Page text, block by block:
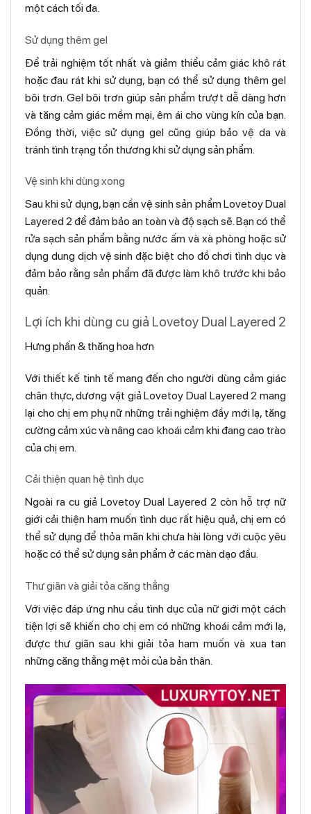
một cách tối đa.
Sử dụng thêm gel
Để trải nghiệm tốt nhất và giảm thiểu cảm giác khô rát
hoặc đau rát khi sử dụng, bạn có thể sử dụng thêm gel
bôi trơn. Gel bôi trơn giúp sản phẩm trượt dễ dàng hơn
và tăng cảm giác mềm mại, êm ái cho vùng kín của bạn.
Đồng thời, việc sử dụng gel cũng giúp bảo vệ da và
tránh tình trạng tổn thương khi sử dụng sản phẩm.
Vệ sinh khi dùng xong
Sau khi sử dụng, bạn cần vệ sinh sản phẩm Lovetoy Dual
Layered 2 để đảm bảo an toàn và độ sạch sẽ. Bạn có thể
rửa sạch sản phẩm bằng nước ấm và xà phòng hoặc sử
dụng dung dịch vệ sinh đặc biệt cho đồ chơi tình dục và
đảm bảo rằng sản phẩm đã được làm khô trước khi bảo
quản.
Lợi ích khi dùng cu giả Lovetoy Dual Layered 2
Hưng phấn & thăng hoa hơn
Với thiết kế tinh tế mang đến cho người dùng cảm giác
chân thực, dương vật giả Lovetoy Dual Layered 2 mang
lại cho chị em phụ nữ những trải nghiệm đầy mới lạ, tăng
cường cảm xúc và nâng cao khoái cảm khi đang cao trào
của chị em.
Cải thiện quan hệ tình dục
Ngoài ra cu giả Lovetoy Dual Layered 2 còn hỗ trợ nữ
giới cải thiện ham muốn tình dục rất hiệu quả, chị em có
thể sử dụng để thỏa mãn khi chưa hài lòng với cuộc yêu
hoặc có thể sử dụng sản phẩm ở các màn dạo đầu.
Thư giãn và giải tỏa căng thẳng
Với việc đáp ứng nhu cầu tình dục của nữ giới một cách
tiện lợi sẽ khiến cho chị em có những khoái cảm mới lạ,
được thư giãn sau khi giải tỏa ham muốn và xua tan
những căng thẳng mệt mỏi của bản thân.